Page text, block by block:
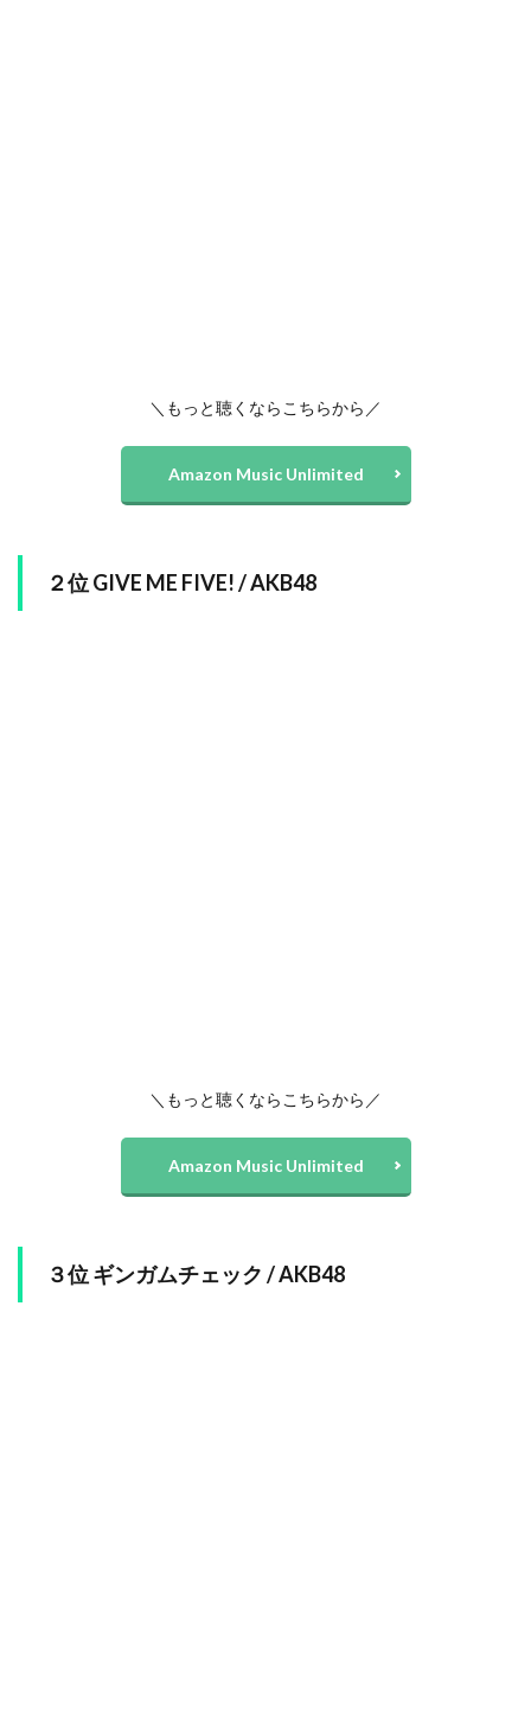
＼もっと聴くならこちらから／
Amazon Music Unlimited
２位 GIVE ME FIVE! / AKB48
＼もっと聴くならこちらから／
Amazon Music Unlimited
３位 ギンガムチェック / AKB48